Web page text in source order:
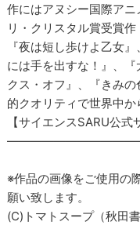
作にはアヌシー国際ア
リ・クリスタル賞受賞作
『夜は短し歩けよ乙女
には手を出すな！』、
クス・オフ』、『きみ
的クオリティで世界中か
【サイエンスSARU公式
※作品の画像をご使用の
願い致します。
(C)トマトスープ（秋田